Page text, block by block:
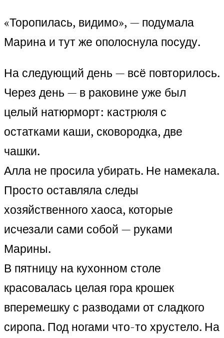
«Торопилась, видимо», — подумала
Марина и тут же ополоснула посуду.
На следующий день — всё повторилось.
Через день — в раковине уже был
целый натюрморт: кастрюля с
остатками каши, сковородка, две
чашки.
Алла не просила убирать. Не намекала.
Просто оставляла следы
хозяйственного хаоса, которые
исчезали сами собой — руками
Марины.
В пятницу на кухонном столе
красовалась целая гора крошек
вперемешку с разводами от сладкого
сиропа. Под ногами что-то хрустело. На